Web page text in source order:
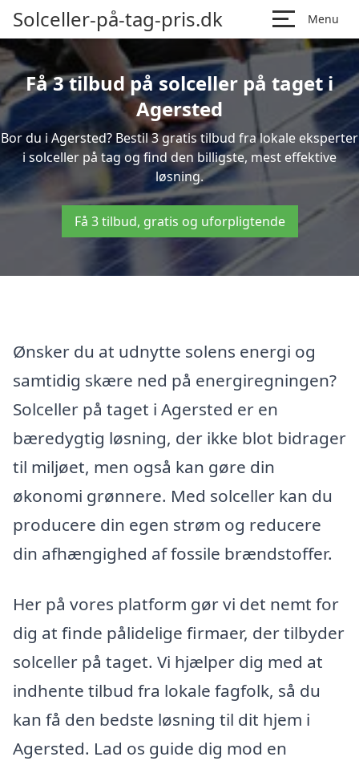
Solceller-på-tag-pris.dk Menu
Få 3 tilbud på solceller på taget i
Agersted
Bor du i Agersted? Bestil 3 gratis tilbud fra lokale eksperter
i solceller på tag og find den billigste, mest effektive
løsning.
Få 3 tilbud, gratis og uforpligtende
Ønsker du at udnytte solens energi og
samtidig skære ned på energiregningen?
Solceller på taget i Agersted er en
bæredygtig løsning, der ikke blot bidrager
til miljøet, men også kan gøre din
økonomi grønnere. Med solceller kan du
producere din egen strøm og reducere
din afhængighed af fossile brændstoffer.
Her på vores platform gør vi det nemt for
dig at finde pålidelige firmaer, der tilbyder
solceller på taget. Vi hjælper dig med at
indhente tilbud fra lokale fagfolk, så du
kan få den bedste løsning til dit hjem i
Agersted. Lad os guide dig mod en